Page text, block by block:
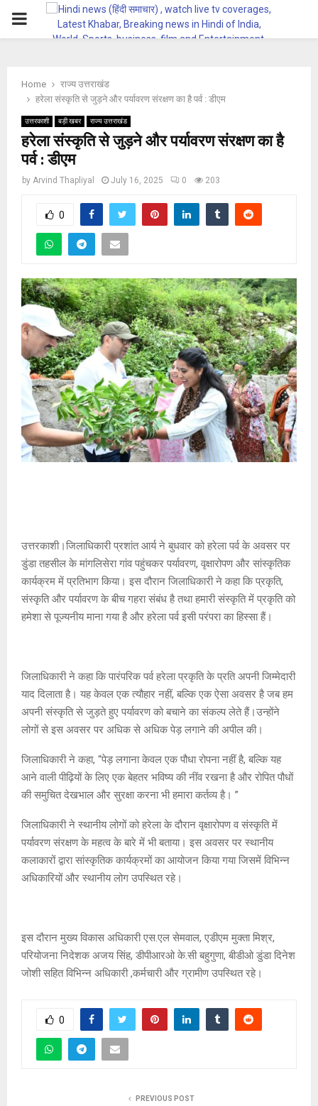
PRIMARY
Home
राज्य उत्तराखंड
हरेला संस्कृति से जुड़ने और पर्यावरण संरक्षण का है पर्व : डीएम
उत्तरकाशी बड़ी खबर राज्य उत्तराखंड
हरेला संस्कृति से जुड़ने और पर्यावरण संरक्षण का है
पर्व : डीएम
by Arvind Thapliyal July 16, 2025 0 203
0
उत्तरकाशी।जिलाधिकारी प्रशांत आर्य ने बुधवार को हरेला पर्व के अवसर पर
डुंडा तहसील के मांगलिसेरा गांव पहुंचकर पर्यावरण, वृक्षारोपण और सांस्कृतिक
कार्यक्रम में प्रतिभाग किया। इस दौरान जिलाधिकारी ने कहा कि प्रकृति,
संस्कृति और पर्यावरण के बीच गहरा संबंध है तथा हमारी संस्कृति में प्रकृति को
हमेशा से पूज्यनीय माना गया है और हरेला पर्व इसी परंपरा का हिस्सा हैं।
जिलाधिकारी ने कहा कि पारंपरिक पर्व हरेला प्रकृति के प्रति अपनी जिम्मेदारी
याद दिलाता है। यह केवल एक त्यौहार नहीं, बल्कि एक ऐसा अवसर है जब हम
अपनी संस्कृति से जुड़ते हुए पर्यावरण को बचाने का संकल्प लेते हैं।उन्होंने
लोगों से इस अवसर पर अधिक से अधिक पेड़ लगाने की अपील की।
जिलाधिकारी ने कहा, “पेड़ लगाना केवल एक पौधा रोपना नहीं है, बल्कि यह
आने वाली पीढ़ियों के लिए एक बेहतर भविष्य की नींव रखना है और रोपित पौधों
की समुचित देखभाल और सुरक्षा करना भी हमारा कर्तव्य है। ”
जिलाधिकारी ने स्थानीय लोगों को हरेला के दौरान वृक्षारोपण व संस्कृति में
पर्यावरण संरक्षण के महत्व के बारे में भी बताया। इस अवसर पर स्थानीय
कलाकारों द्वारा सांस्कृतिक कार्यक्रमों का आयोजन किया गया जिसमें विभिन्न
अधिकारियों और स्थानीय लोग उपस्थित रहे।
इस दौरान मुख्य विकास अधिकारी एस.एल सेमवाल, एडीएम मुक्ता मिश्र,
परियोजना निदेशक अजय सिंह, डीपीआरओ के.सी बहुगुणा, बीडीओ डुंडा दिनेश
जोशी सहित विभिन्न अधिकारी ,कर्मचारी और ग्रामीण उपस्थित रहे।
0
PREVIOUS POST